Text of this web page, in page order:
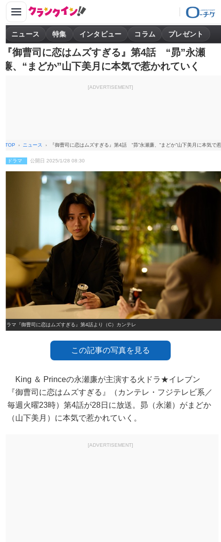
ニュース 特集 インタビュー コラム プレゼント
『御曹司に恋はムズすぎる』第4話 “昴”永瀬
廉、“まどか”山下美月に本気で惹かれていく
[ADVERTISEMENT]
TOP ニュース 『御曹司に恋はムズすぎる』第4話 “昴”永瀬廉、“まどか”山下美月に本気で
ドラマ 公開日 2025/1/28 08:30
ドラマ『御曹司に恋はムズすぎる』第4話より（C）カンテレ
この記事の写真を見る
King ＆ Princeの永瀬廉が主演する火ドラ★イレブン
『御曹司に恋はムズすぎる』（カンテレ・フジテレビ系／
毎週火曜23時）第4話が28日に放送。昴（永瀬）がまどか
（山下美月）に本気で惹かれていく。
[ADVERTISEMENT]